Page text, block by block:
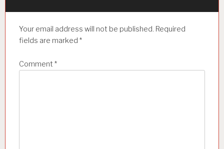
Your email address will not be published. Required
fields are marked *
Comment *